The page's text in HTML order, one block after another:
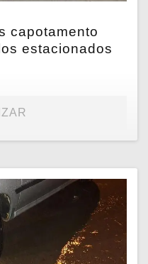
capotamento
estacionados